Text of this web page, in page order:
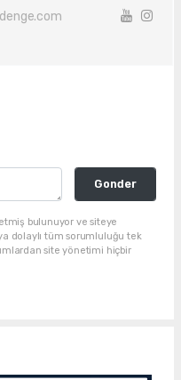
Gonder
bulunuyor ve siteye
dolaylı tüm sorumluluğu tek
site yönetimi hiçbir